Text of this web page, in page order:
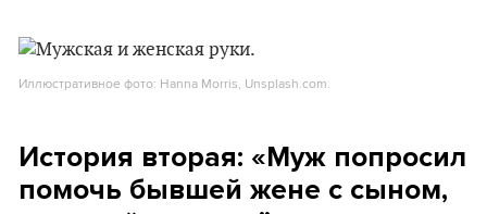
Иллюстративное фото: Hanna Morris, Unsplash.com.
История вторая: «Муж попросил
помочь бывшей жене с сыном,